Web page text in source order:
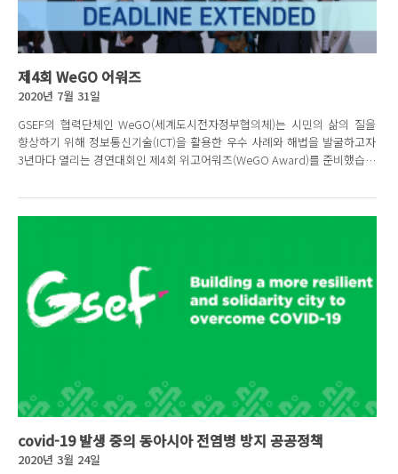
제4회 WeGO 어워즈
2020년 7월 31일
GSEF의 협력단체인 WeGO(세계도시전자정부협의체)는 시민의 삶의 질을
향상하기 위해 정보통신기술(ICT)을 활용한 우수 사례와 해법을 발굴하고자
3년마다 열리는 경연대회인 제4회 위고어워즈(WeGO Award)를 준비했습니
covid-19 발생 중의 동아시아 전염병 방지 공공정책
2020년 3월 24일